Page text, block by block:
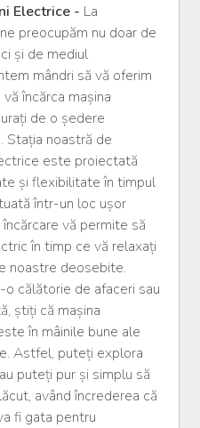
Electrice - La
preocupăm nu doar de
și de mediul
mândri să vă oferim
încărca mașina
de o ședere
Stația noastră de
este proiectată
și flexibilitate în timpul
într-un loc ușor
vă permite să
în timp ce vă relaxați
noastre deosebite.
călătorie de afaceri sau
știți că mașina
în mâinile bune ale
Astfel, puteți explora
puteți pur și simplu să
având încrederea că
fi gata pentru